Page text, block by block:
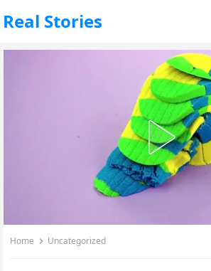
Real Stories
Home Uncategorized